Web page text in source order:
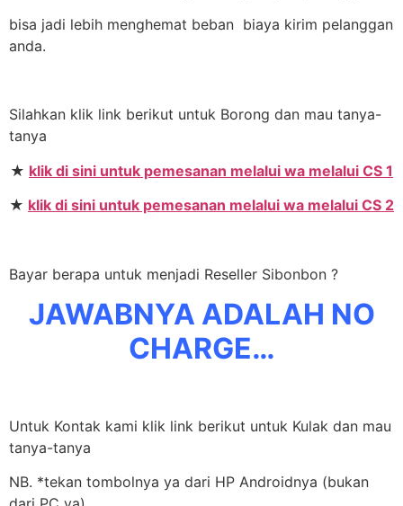
bisa jadi lebih menghemat beban biaya kirim pelanggan
anda.
Silahkan klik link berikut untuk Borong dan mau tanya-
tanya
★ klik di sini untuk pemesanan melalui wa melalui CS 1
★ klik di sini untuk pemesanan melalui wa melalui CS 2
Bayar berapa untuk menjadi Reseller Sibonbon ?
JAWABNYA ADALAH NO
CHARGE…
Untuk Kontak kami klik link berikut untuk Kulak dan mau
tanya-tanya
NB. *tekan tombolnya ya dari HP Androidnya (bukan